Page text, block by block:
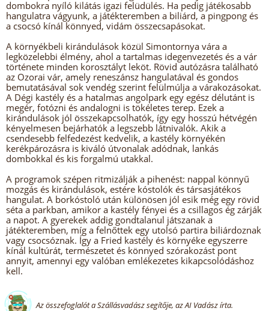
dombokra nyíló kilátás igazi felüdülés. Ha pedig játékosabb
hangulatra vágyunk, a játékteremben a biliárd, a pingpong és
a csocsó kínál könnyed, vidám összecsapásokat.
A környékbeli kirándulások közül Simontornya vára a
legközelebbi élmény, ahol a tartalmas idegenvezetés és a vár
története minden korosztályt leköt. Rövid autózásra található
az Ozorai vár, amely reneszánsz hangulatával és gondos
bemutatásával sok vendég szerint felülmúlja a várakozásokat.
A Dégi kastély és a hatalmas angolpark egy egész délutánt is
megér, fotózni és andalogni is tökéletes terep. Ezek a
kirándulások jól összekapcsolhatók, így egy hosszú hétvégén
kényelmesen bejárhatók a legszebb látnivalók. Akik a
csendesebb felfedezést kedvelik, a kastély környékén
kerékpározásra is kiváló útvonalak adódnak, lankás
dombokkal és kis forgalmú utakkal.
A programok szépen ritmizálják a pihenést: nappal könnyű
mozgás és kirándulások, estére kóstolók és társasjátékos
hangulat. A borkóstoló után különösen jól esik még egy rövid
séta a parkban, amikor a kastély fényei és a csillagos ég zárják
a napot. A gyerekek addig gondtalanul játszanak a
játékteremben, míg a felnőttek egy utolsó partira biliárdoznak
vagy csocsóznak. Így a Fried kastély és környéke egyszerre
kínál kultúrát, természetet és könnyed szórakozást pont
annyit, amennyi egy valóban emlékezetes kikapcsolódáshoz
kell.
Az összefoglalót a Szállásvadász segítője, az AI Vadász írta.